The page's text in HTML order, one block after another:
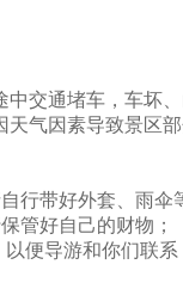
交通堵车，车坏
气因素导致景区
行带好外套、雨伞
管好自己的财物；
便导游和你们联